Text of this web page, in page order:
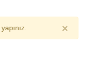
yapınız. ×